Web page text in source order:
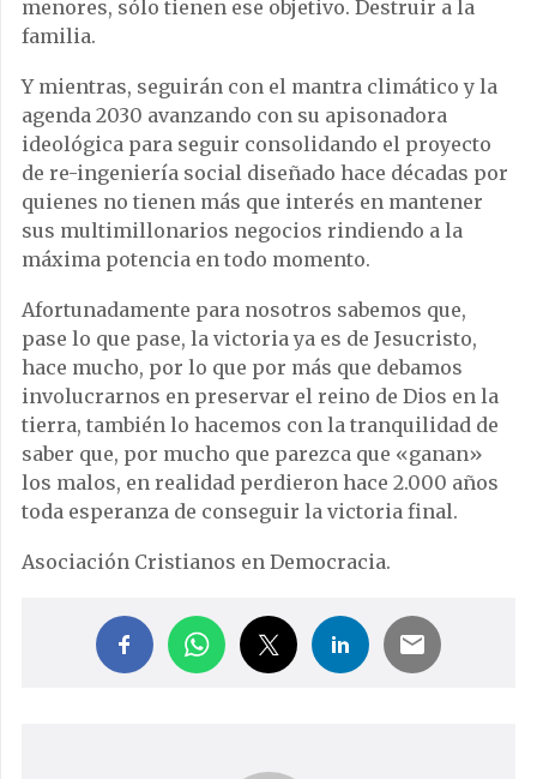
menores, sólo tienen ese objetivo. Destruir a la
familia.
Y mientras, seguirán con el mantra climático y la
agenda 2030 avanzando con su apisonadora
ideológica para seguir consolidando el proyecto
de re-ingeniería social diseñado hace décadas por
quienes no tienen más que interés en mantener
sus multimillonarios negocios rindiendo a la
máxima potencia en todo momento.
Afortunadamente para nosotros sabemos que,
pase lo que pase, la victoria ya es de Jesucristo,
hace mucho, por lo que por más que debamos
involucrarnos en preservar el reino de Dios en la
tierra, también lo hacemos con la tranquilidad de
saber que, por mucho que parezca que «ganan»
los malos, en realidad perdieron hace 2.000 años
toda esperanza de conseguir la victoria final.
Asociación Cristianos en Democracia.